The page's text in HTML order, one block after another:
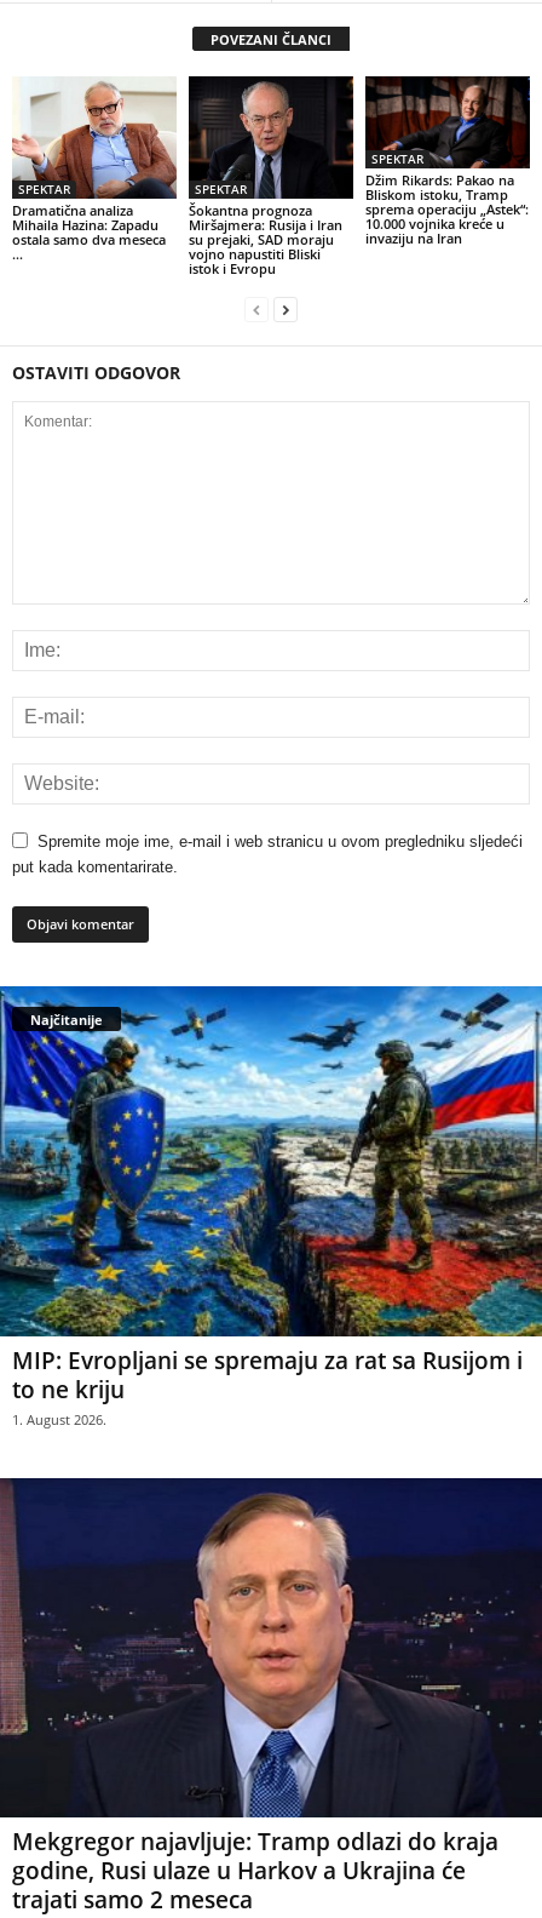
POVEZANI ČLANCI
SPEKTAR
Dramatična analiza
Mihaila Hazina: Zapadu
ostala samo dva meseca
…
SPEKTAR
Šokantna prognoza
Miršajmera: Rusija i Iran
su prejaki, SAD moraju
vojno napustiti Bliski
istok i Evropu
SPEKTAR
Džim Rikards: Pakao na
Bliskom istoku, Tramp
sprema operaciju „Astek“:
10.000 vojnika kreće u
invaziju na Iran
OSTAVITI ODGOVOR
Spremite moje ime, e-mail i web stranicu u ovom pregledniku sljedeći
put kada komentarirate.
Najčitanije
MIP: Evropljani se spremaju za rat sa Rusijom i
to ne kriju
1. August 2026.
Mekgregor najavljuje: Tramp odlazi do kraja
godine, Rusi ulaze u Harkov a Ukrajina će
trajati samo 2 meseca